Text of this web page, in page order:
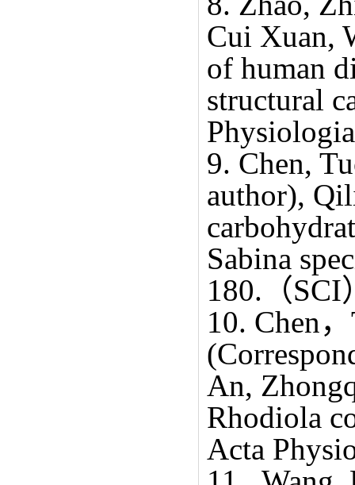
Cui Xuan,
of human
structural
9. Chen,
author),
Sabina
180.（SCI
10. Chen
An,
Rhodiola
Acta